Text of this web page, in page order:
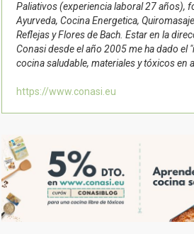
Paliativos (experiencia laboral 27 años),
Ayurveda, Cocina Energetica,
Reflejas y Flores de Bach. Estar en la
Conasi desde el año 2005 me ha dado el
cocina saludable, materiales y tóxicos en
https://www.conasi.eu